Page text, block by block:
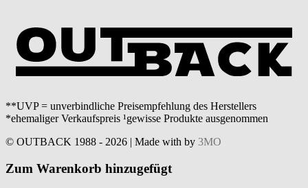
**UVP = unverbindliche Preisempfehlung des Herstellers
*ehemaliger Verkaufspreis ¹gewisse Produkte ausgenommen
© OUTBACK 1988 - 2026 | Made with by 3MO
Zum Warenkorb hinzugefügt